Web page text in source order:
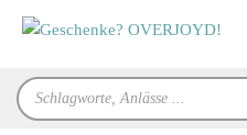
Inhalt
Products
search